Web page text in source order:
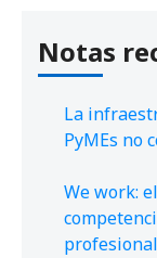
Notas
La
PyMEs no
We work:
profesional